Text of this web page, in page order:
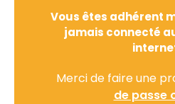
Vous êtes adhérent
jamais connecté
Merci de faire une
de passe